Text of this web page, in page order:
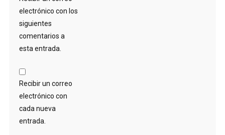
electrónico con los
siguientes
comentarios a
esta entrada.
Recibir un correo
electrónico con
cada nueva
entrada.